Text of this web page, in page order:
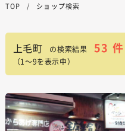
TOP ショップ検索
上毛町 の検索結果 53 件
（1～9を表示中）